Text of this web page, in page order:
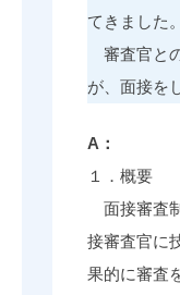
てきました。
審査官と
が、面接を
A：
１．概要
面接審査
接審査官に
果的に審査